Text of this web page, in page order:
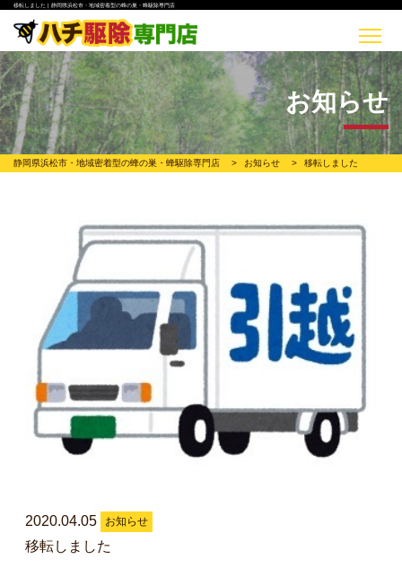
移転しました | 静岡県浜松市・地域密着型の蜂の巣・蜂駆除専門店
お知らせ
静岡県浜松市・地域密着型の蜂の巣・蜂駆除専門店 > お知らせ > 移転しました
2020.04.05 お知らせ
移転しました